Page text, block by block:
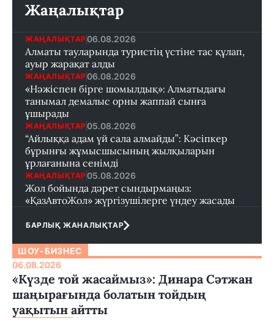
Жаңалықтар
ЖАҢАЛЫҚТАР 06.08.2026
Алматы тауларында туристің үстіне тас құлап,
ауыр жарақат алды
ЖАҢАЛЫҚТАР 06.08.2026
«Нәжіспен бірге шомылдық»: Алматыдағы
танымал демалыс орны жаппай сынға
ұшырады
ЖАҢАЛЫҚТАР 05.08.2026
“Айлыққа адам үй сала алмайды”: Кәсіпкер
бұрынғы жұмысшысының жылқыларын
ұрлағанына сенімді
ЖАҢАЛЫҚТАР 05.08.2026
Жол бойында дәрет сындырмаңыз:
«ҚазАвтоЖол» жүргізушілерге үндеу жасады
БАРЛЫҚ ЖАНАЛЫҚТАР
ШОУ-БИЗНЕС
06.08.2026
«Күзде той жасаймыз»: Динара Сәтжан
шаңырағында болатын тойдың
уақытын айтты